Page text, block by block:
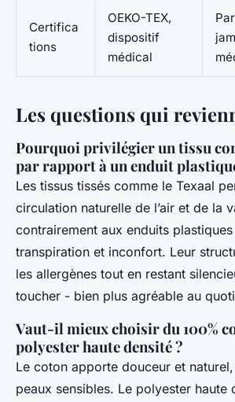
Certifica
tions
OEKO-TEX,
dispositif
médical
Les questions qui
Pourquoi privilégier un tissu
par rapport à un enduit
Les tissus tissés comme le Texaal
circulation naturelle de l’air et de la
contrairement aux enduits
transpiration et inconfort. Leur
les allergènes tout en restant
toucher - bien plus agréable au
Vaut-il mieux choisir du 100%
polyester haute densité ?
Le coton apporte douceur et
peaux sensibles. Le polyester haute